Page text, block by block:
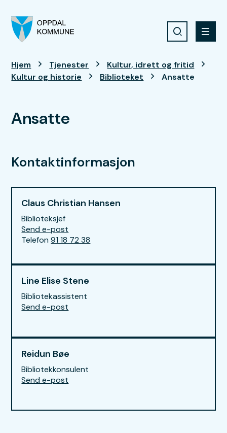
Søk Meny
Du er her:
Hjem Tjenester
Kultur, idrett og fritid
Kultur og historie
Biblioteket Ansatte
Ansatte
Kontaktinformasjon
Claus Christian Hansen
Biblioteksjef
E-post
Send e-post
Telefon91 18 72 38
Line Elise Stene
Bibliotekassistent
E-post
Send e-post
Reidun Bøe
Bibliotekkonsulent
E-post
Send e-post